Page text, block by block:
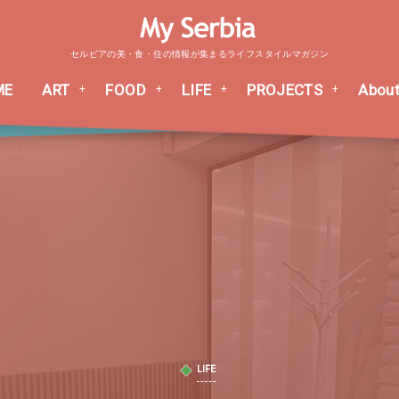
セルビアの美・食・住の情報が集まるライフスタイルマガジン
ART FOOD LIFE PROJECTS
LIFE